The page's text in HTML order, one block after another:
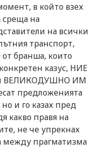
в който взех
среща на
на всички
транспорт,
от бранша, които
казус, НИЕ
ВЕЛИКОДУШНО ИМ
предложенията
и го казах пред
какво правя на
не че упрекнах
между прагматизма